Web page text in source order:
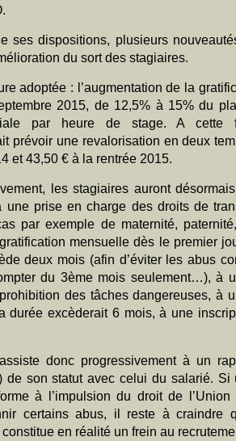
ses dispositions, plusieurs
du sort des stagiaires.
adoptée : l’augmentation de la
2015, de 12,5% à 15% du
par heure de stage. A
prévoir une revalorisation en deux
et 43,50 € à la rentrée 2015.
les stagiaires auront
une prise en charge des droits de
par exemple de maternité,
mensuelle dès le premier
deux mois (afin d’éviter les abus
du 3ème mois seulement…), à
des tâches dangereuses, à
durée excèderait 6 mois, à une
donc progressivement à un
de son statut avec celui du salarié. Si
à l’impulsion du droit de
certains abus, il reste à craindre
en réalité un frein au